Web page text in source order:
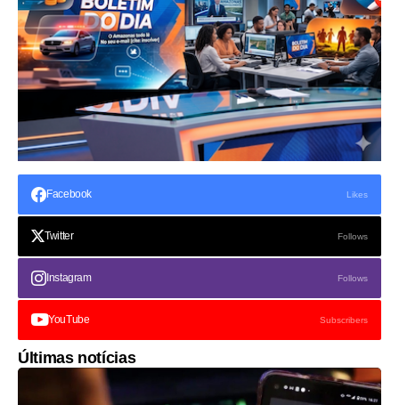
Facebook Likes
Twitter Follows
Instagram Follows
YouTube Subscribers
Últimas notícias